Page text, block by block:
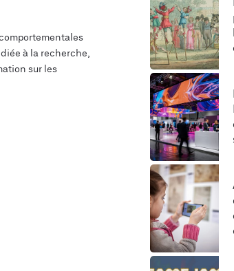
à la recherche,
sur les